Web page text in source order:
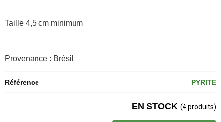
Taille 4,5 cm minimum
Provenance : Brésil
Référence PYRITE
EN STOCK (4 produits)